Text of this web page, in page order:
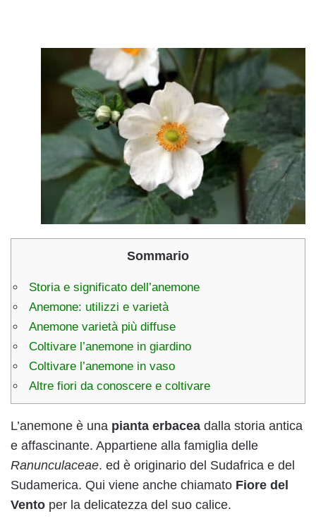
Sommario
Storia e significato dell’anemone
Anemone: utilizzi e varietà
Anemone varietà più diffuse
Coltivare l’anemone in giardino
Coltivare l’anemone in vaso
Altre fiori da conoscere e coltivare
L’anemone è una pianta erbacea dalla storia antica
e affascinante. Appartiene alla famiglia delle
Ranunculaceae. ed è originario del Sudafrica e del
Sudamerica. Qui viene anche chiamato Fiore del
Vento per la delicatezza del suo calice.